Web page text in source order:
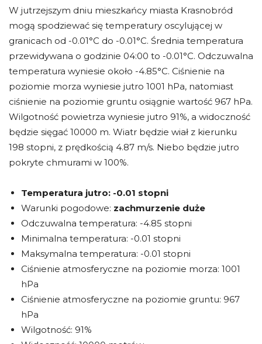
W jutrzejszym dniu mieszkańcy miasta Krasnobród
mogą spodziewać się temperatury oscylującej w
granicach od -0.01°C do -0.01°C. Średnia temperatura
przewidywana o godzinie 04:00 to -0.01°C. Odczuwalna
temperatura wyniesie około -4.85°C. Ciśnienie na
poziomie morza wyniesie jutro 1001 hPa, natomiast
ciśnienie na poziomie gruntu osiągnie wartość 967 hPa.
Wilgotność powietrza wyniesie jutro 91%, a widoczność
będzie sięgać 10000 m. Wiatr będzie wiał z kierunku
198 stopni, z prędkością 4.87 m/s. Niebo będzie jutro
pokryte chmurami w 100%.
Temperatura jutro: -0.01 stopni
Warunki pogodowe: zachmurzenie duże
Odczuwalna temperatura: -4.85 stopni
Minimalna temperatura: -0.01 stopni
Maksymalna temperatura: -0.01 stopni
Ciśnienie atmosferyczne na poziomie morza: 1001
hPa
Ciśnienie atmosferyczne na poziomie gruntu: 967
hPa
Wilgotność: 91%